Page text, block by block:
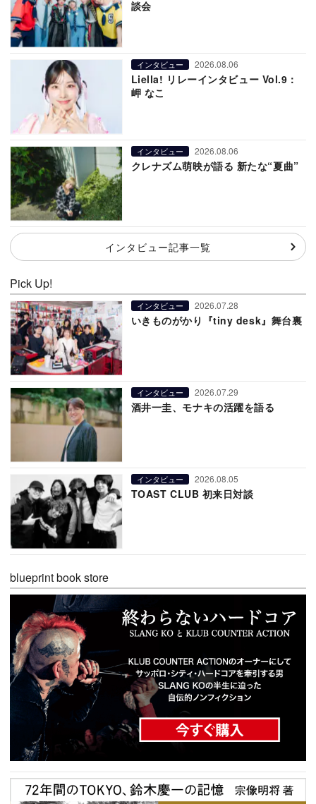
談会
インタビュー 2026.08.06
Liella! リレーインタビュー Vol.9：
岬 なこ
インタビュー 2026.08.06
クレナズム萌映が語る 新たな“夏曲”
インタビュー記事一覧
Pick Up!
インタビュー 2026.07.28
いきものがかり『tiny desk』舞台裏
インタビュー 2026.07.29
酒井一圭、モナキの活躍を語る
インタビュー 2026.08.05
TOAST CLUB 初来日対談
blueprint book store